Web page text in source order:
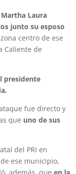
Martha Laura
junto su esposo
centro de ese
Caliente de
presidente
fue directo y
que uno de sus
del PRI en
ese municipio,